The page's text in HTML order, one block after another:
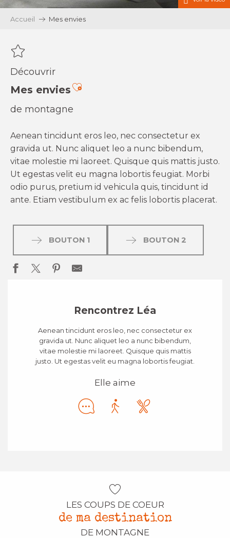
Accueil Mes envies
Découvrir
Mes enviesAjouter aux favoris
de montagne
Aenean tincidunt eros leo, nec consectetur ex
gravida ut. Nunc aliquet leo a nunc bibendum,
vitae molestie mi laoreet. Quisque quis mattis justo.
Ut egestas velit eu magna lobortis feugiat. Morbi
odio purus, pretium id vehicula quis, tincidunt id
ante. Etiam vestibulum ex ac felis lobortis placerat.
BOUTON 1 BOUTON 2
Rencontrez Léa
Aenean tincidunt eros leo, nec consectetur ex
gravida ut. Nunc aliquet leo a nunc bibendum,
vitae molestie mi laoreet. Quisque quis mattis
justo. Ut egestas velit eu magna lobortis feugiat.
Elle aime
LES COUPS DE COEUR
de ma destination
DE MONTAGNE